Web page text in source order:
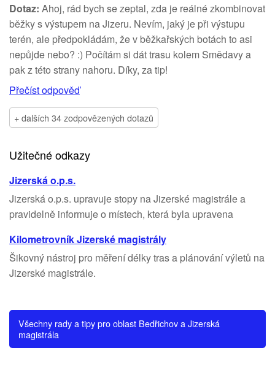
Dotaz: Ahoj, rád bych se zeptal, zda je reálné zkombinovat
běžky s výstupem na Jizeru. Nevím, jaký je při výstupu
terén, ale předpokládám, že v běžkařských botách to asi
nepůjde nebo? :) Počítám si dát trasu kolem Smědavy a
pak z této strany nahoru. Díky, za tip!
Přečíst odpověď
+ dalších 34 zodpovězených dotazů
Užitečné odkazy
Jizerská o.p.s.
Jizerská o.p.s. upravuje stopy na Jizerské magistrále a
pravidelně informuje o místech, která byla upravena
Kilometrovník Jizerské magistrály
Šikovný nástroj pro měření délky tras a plánování výletů na
Jizerské magistrále.
Všechny rady a tipy pro oblast Bedřichov a Jizerská
magistrála